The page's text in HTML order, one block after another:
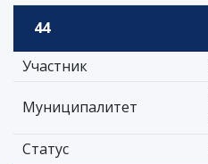
44
Участник
Муниципалитет
Статус